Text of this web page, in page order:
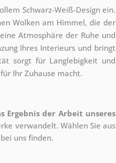
Schwarz-Weiß-Design ein.
Wolken am Himmel, die der
Atmosphäre der Ruhe und
Ihres Interieurs und bringt
sorgt für Langlebigkeit und
Ihr Zuhause macht.
Ergebnis der Arbeit unseres
verwandelt. Wählen Sie aus
uns finden.